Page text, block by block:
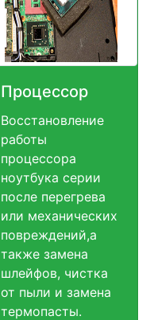
Процессор
Восстановление
работы
процессора
ноутбука серии
после перегрева
или механических
повреждений,а
также замена
шлейфов, чистка
от пыли и замена
термопасты.